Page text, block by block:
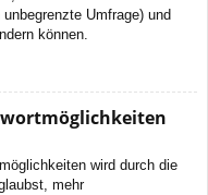
Umfrage) und
können.
wird durch die
mehr